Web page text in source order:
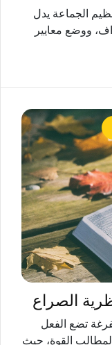
الجماعة يدل
ووضع معايير
الصراع
تضع الفعل
لمطالب القوة، حيث